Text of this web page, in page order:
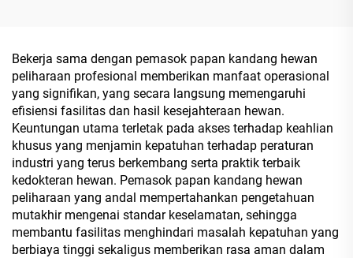
Puitis Oriental untuk MDF,
Chipboard, Papan Partikel,
Kayu Lapis, dan Papan
Blok
Bekerja sama dengan pemasok papan kandang hewan
peliharaan profesional memberikan manfaat operasional
yang signifikan, yang secara langsung memengaruhi
efisiensi fasilitas dan hasil kesejahteraan hewan.
Keuntungan utama terletak pada akses terhadap keahlian
khusus yang menjamin kepatuhan terhadap peraturan
industri yang terus berkembang serta praktik terbaik
kedokteran hewan. Pemasok papan kandang hewan
peliharaan yang andal mempertahankan pengetahuan
mutakhir mengenai standar keselamatan, sehingga
membantu fasilitas menghindari masalah kepatuhan yang
berbiaya tinggi sekaligus memberikan rasa aman dalam